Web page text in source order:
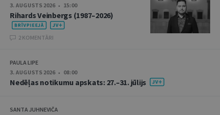
3. AUGUSTS 2026 • 15:00
Rihards Veinbergs (1987–2026)
2 KOMENTĀRI
PAULA LIPE
3. AUGUSTS 2026 • 08:00
Nedēļas notikumu apskats: 27.–31. jūlijs
SANTA JUHNEVIČA